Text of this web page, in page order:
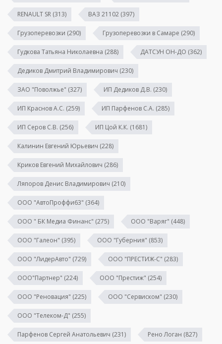
RENAULT SR (313) ВАЗ 21102 (397)
Грузоперевозки (290) Грузоперевозки в Самаре (290)
Гудкова Татьяна Николаевна (288) ДАТСУН ОН-ДО (362)
Дедиков Дмитрий Владимирович (230)
ЗАО "Поволжье" (327) ИП Дедиков Д.В. (230)
ИП Краснов А.С. (259) ИП Парфенов С.А. (285)
ИП Серов С.В. (256) ИП Цой К.К. (1681)
Калинин Евгений Юрьевич (228)
Криков Евгений Михайлович (286)
Ляпоров Денис Владимирович (210)
ООО "АвтоПроффи63" (364)
ООО " БК Медиа Финанс" (275) ООО "Варяг" (448)
ООО "Галеон" (395) ООО "Губерния" (853)
ООО "ЛидерАвто" (729) ООО "ПРЕСТИЖ-С" (283)
ООО"Партнер" (224) ООО "Престиж" (254)
ООО "Реновация" (225) ООО "Сервиском" (230)
ООО "Телеком-Д" (255)
Парфенов Сергей Анатольевич (231) Рено Логан (827)